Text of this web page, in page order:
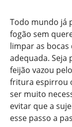
Todo mundo já
fogão sem
limpar as
adequada.
feijão vazou
fritura espirrou
ser muito
evitar que a
esse passo a